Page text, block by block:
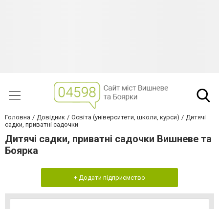
Головна Довідник Освіта (університети, школи, курси)
Дитячі
садки, приватні садочки
Дитячі садки, приватні садочки Вишневе та
Боярка
+ Додати підприємство